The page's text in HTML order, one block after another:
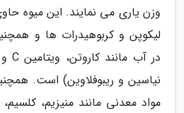
وزن یاری می نمایند. این میوه
لیکوپن و کربوهیدرات ها و
نیاسین و ریبوفلاوین) است.
مواد معدنی مانند منیزیم،